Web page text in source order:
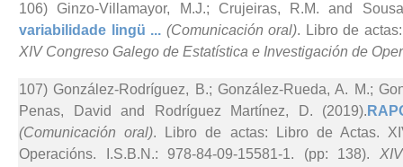
106) Ginzo-Villamayor, M.J.; Crujeiras, R.M. and
variabilidade lingü ... (Comunicación oral). Libro de
XIV Congreso Galego de Estatística e Investigación de
107) González-Rodríguez, B.; González-Rueda, A. M.;
Penas, David and Rodríguez Martínez, D. (2019).
(Comunicación oral). Libro de actas: Libro de Actas.
Operacións. I.S.B.N.: 978-84-09-15581-1. (pp: 138).